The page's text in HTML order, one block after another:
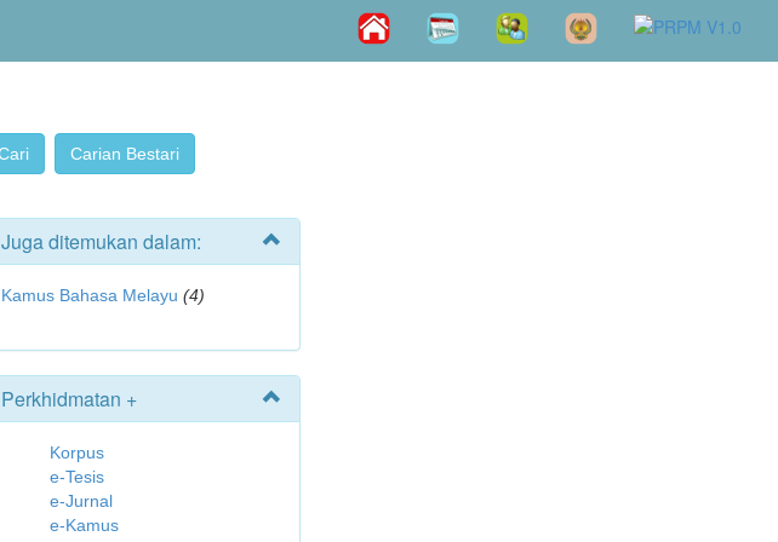
Juga ditemukan dalam:
Kamus Bahasa Melayu (4)
Perkhidmatan +
Korpus
e-Tesis
e-Jurnal
e-Kamus